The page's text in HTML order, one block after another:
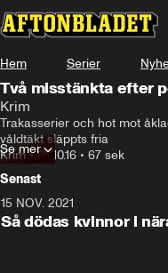
Hem Serier
Två misstänkta efter
Krim
Trakasserier och hot mot
våldtäkt släppts fria
Krim•09.10.16 • 67 sek
Se mer
Senast
15 NOV. 2021
Så dödas kvinnor i